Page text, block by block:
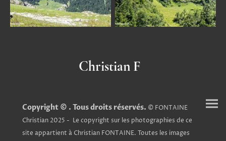
Christian F
Copyright © . Tous droits réservés. © FONTAINE
Christian 2025 - Le copyright sur les photographies de ce
site appartient à Christian FONTAINE. Toutes les images